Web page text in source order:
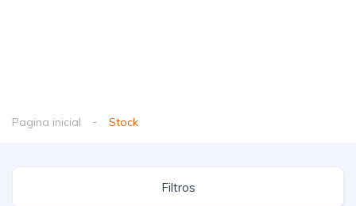
Pagina inicial Stock
Filtros